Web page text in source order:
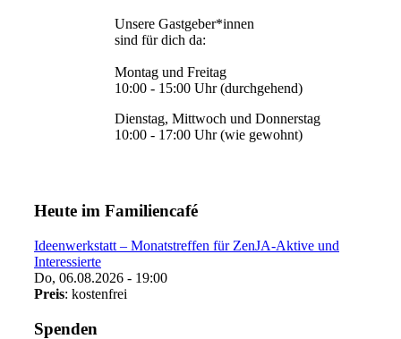
Unsere Gastgeber*innen
sind für dich da:
Montag und Freitag
10:00 - 15:00 Uhr (durchgehend)
Dienstag, Mittwoch und Donnerstag
10:00 - 17:00 Uhr (wie gewohnt)
Heute im Familiencafé
Ideenwerkstatt – Monatstreffen für ZenJA-Aktive und
Interessierte
Do, 06.08.2026 - 19:00
Preis: kostenfrei
Spenden